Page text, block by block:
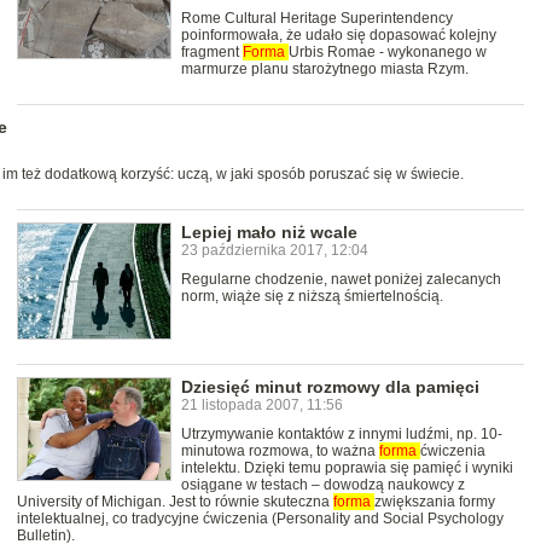
Rome Cultural Heritage Superintendency
poinformowała, że udało się dopasować kolejny
fragment Forma Urbis Romae - wykonanego w
marmurze planu starożytnego miasta Rzym.
też dodatkową korzyść: uczą, w jaki sposób poruszać się w świecie.
Lepiej mało niż wcale
23 października 2017, 12:04
Regularne chodzenie, nawet poniżej zalecanych
norm, wiąże się z niższą śmiertelnością.
Dziesięć minut rozmowy dla pamięci
21 listopada 2007, 11:56
Utrzymywanie kontaktów z innymi ludźmi, np. 10-
minutowa rozmowa, to ważna forma ćwiczenia
intelektu. Dzięki temu poprawia się pamięć i wyniki
osiągane w testach – dowodzą naukowcy z
University of Michigan. Jest to równie skuteczna forma zwiększania formy
intelektualnej, co tradycyjne ćwiczenia (Personality and Social Psychology
Bulletin).